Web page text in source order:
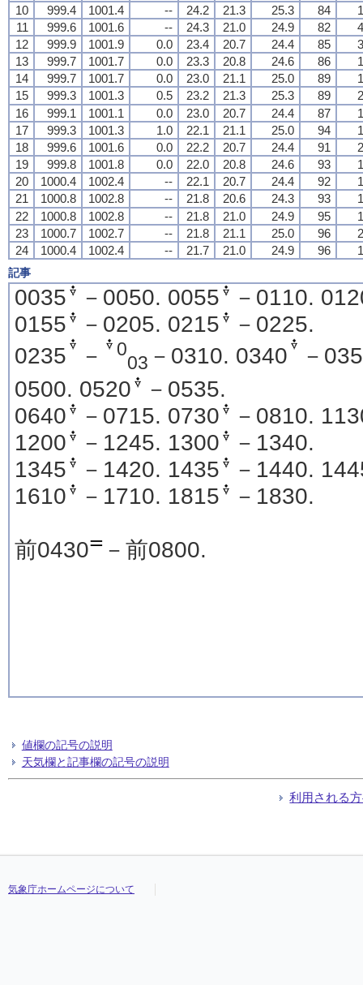
10
999.4 1001.4 -- 24.2 21.3 25.3 84
11
999.6 1001.6 -- 24.3 21.0 24.9 82
12
999.9 1001.9 0.0 23.4 20.7 24.4 85
13
999.7 1001.7 0.0 23.3 20.8 24.6 86
14
999.7 1001.7 0.0 23.0 21.1 25.0 89
15
999.3 1001.3 0.5 23.2 21.3 25.3 89
16
999.1 1001.1 0.0 23.0 20.7 24.4 87
17
999.3 1001.3 1.0 22.1 21.1 25.0 94
18
999.6 1001.6 0.0 22.2 20.7 24.4 91
19
999.8 1001.8 0.0 22.0 20.8 24.6 93
20
1000.4 1002.4 -- 22.1 20.7 24.4 92
21
1000.8 1002.8 -- 21.8 20.6 24.3 93
22
1000.8 1002.8 -- 21.8 21.0 24.9 95
23
1000.7 1002.7 -- 21.8 21.1 25.0 96
24
1000.4 1002.4 -- 21.7 21.0 24.9 96
記事
0035 －0050. 0055
－0110.
0155
－0205. 0215
－0225.
0235
－ 0
03 －0310. 0340
－
0500. 0520
－0535.
0640
－0715. 0730
－0810.
1200
－1245. 1300
－1340.
1345
－1420. 1435
－1440.
1610
－1710. 1815 －1830.
前0430 －前0800.
値欄の記号の説明
天気欄と記事欄の記号の説明
利用される
気象庁ホームページについて